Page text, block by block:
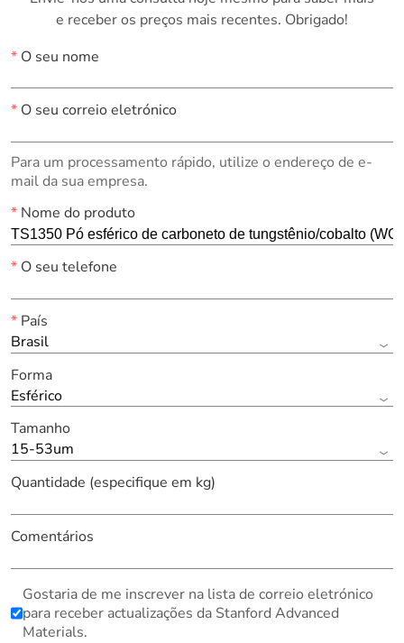
e receber os preços mais recentes. Obrigado!
*O seu nome
*O seu correio eletrónico
Para um processamento rápido, utilize o endereço de e-
mail da sua empresa.
*Nome do produto
*O seu telefone
*País
Brasil
Forma
Esférico
Tamanho
15-53um
Quantidade (especifique em kg)
Comentários
Gostaria de me inscrever na lista de correio eletrónico
para receber actualizações da Stanford Advanced
Materials.